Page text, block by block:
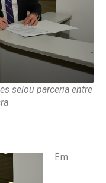
selou parceria entre
Em